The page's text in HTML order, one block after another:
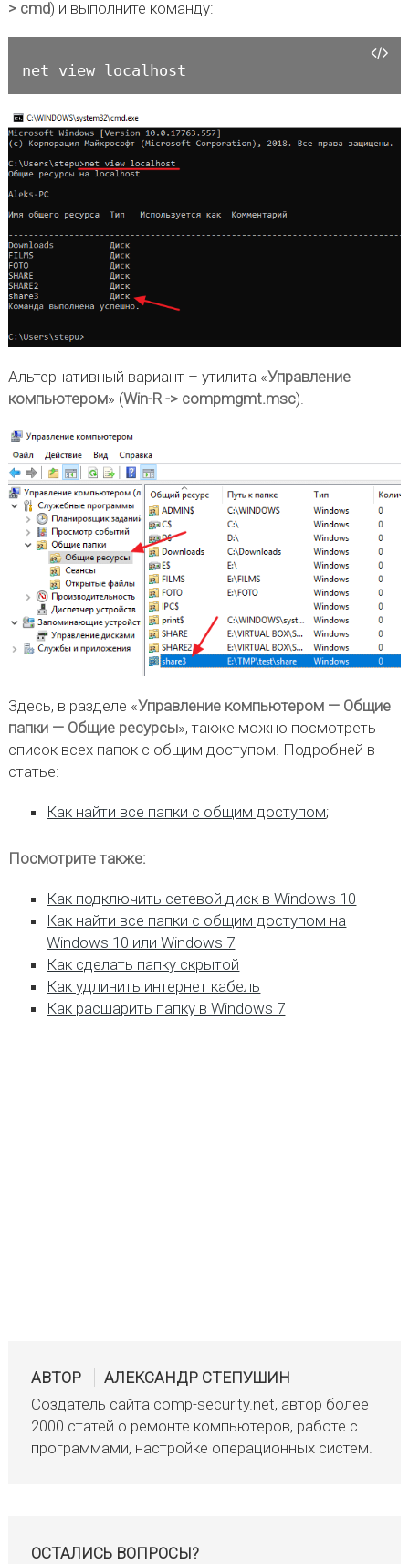
> cmd) и выполните команду:
net view localhost
Альтернативный вариант – утилита «Управление
компьютером» (Win-R -> compmgmt.msc).
Здесь, в разделе «Управление компьютером — Общие
папки — Общие ресурсы», также можно посмотреть
список всех папок с общим доступом. Подробней в
статье:
Как найти все папки с общим доступом;
Посмотрите также:
Как подключить сетевой диск в Windows 10
Как найти все папки с общим доступом на
Windows 10 или Windows 7
Как сделать папку скрытой
Как удлинить интернет кабель
Как расшарить папку в Windows 7
АВТОР
АЛЕКСАНДР СТЕПУШИН
Создатель сайта comp-security.net, автор более
2000 статей о ремонте компьютеров, работе с
программами, настройке операционных систем.
ОСТАЛИСЬ ВОПРОСЫ?